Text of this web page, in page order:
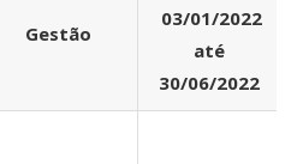
Gestão
03/01/2022
até
30/06/2022